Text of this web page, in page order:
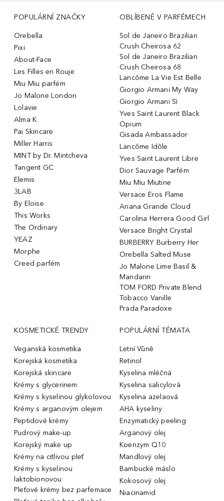
POPULÁRNÍ ZNAČKY
Orebella
Pixi
About-Face
Les Filles en Rouje
Miu Miu parfém
Jo Malone London
Lolavie
Alma K
Pai Skincare
Miller Harris
MINT by Dr. Mintcheva
Tangent GC
Elemis
3LAB
By Eloise
This Works
The Ordinary
YEAZ
Morphe
Creed parfém
OBLÍBENÉ V PARFÉMECH
Sol de Janeiro Brazilian
Crush Cheirosa 62
Sol de Janeiro Brazilian
Crush Cheirosa 68
Lancôme La Vie Est Belle
Giorgio Armani My Way
Giorgio Armani Sì
Yves Saint Laurent Black
Opium
Gisada Ambassador
Lancôme Idôle
Yves Saint Laurent Libre
Dior Sauvage Parfém
Miu Miu Miutine
Versace Eros Flame
Ariana Grande Cloud
Carolina Herrera Good Girl
Versace Bright Crystal
BURBERRY Burberry Her
Orebella Salted Muse
Jo Malone Lime Basil &
Mandarin
TOM FORD Private Blend
Tobacco Vanille
Prada Paradoxe
KOSMETICKÉ TRENDY
Veganská kosmetika
Korejská kosmetika
Korejská skincare
Krémy s glycerinem
Krémy s kyselinou glykolovou
Krémy s arganovým olejem
Peptidové krémy
Pudrový make-up
Korejský make up
Krémy na citlivou pleť
Krémy s kyselinou
laktobionovou
Pleťové krémy bez parfemace
POPULÁRNÍ TÉMATA
Letní Vůně
Retinol
Kyselina mléčná
Kyselina salicylová
Kyselina azelaová
AHA kyseliny
Enzymatický peeling
Arganový olej
Koenzym Q10
Mandlový olej
Bambucké máslo
Kokosový olej
Niacinamid